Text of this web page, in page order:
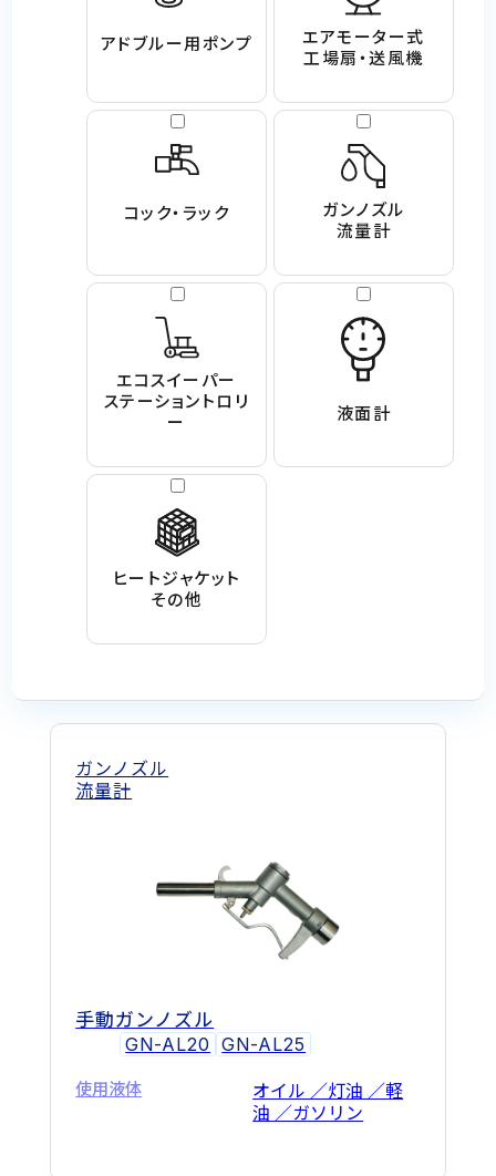
アドブルー用ポンプ
エアモーター式
工場扇・送風機
コック・ラック
ガンノズル
流量計
エコスイーパー
ステーショントロリ
ー
液面計
ヒートジャケット
その他
ガンノズル
流量計
手動ガンノズル
GN-AL20
GN-AL25
使用液体
オイル ／灯油 ／軽
油 ／ガソリン